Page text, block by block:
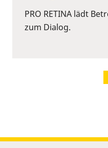
PRO RETINA lädt
zum Dialog.